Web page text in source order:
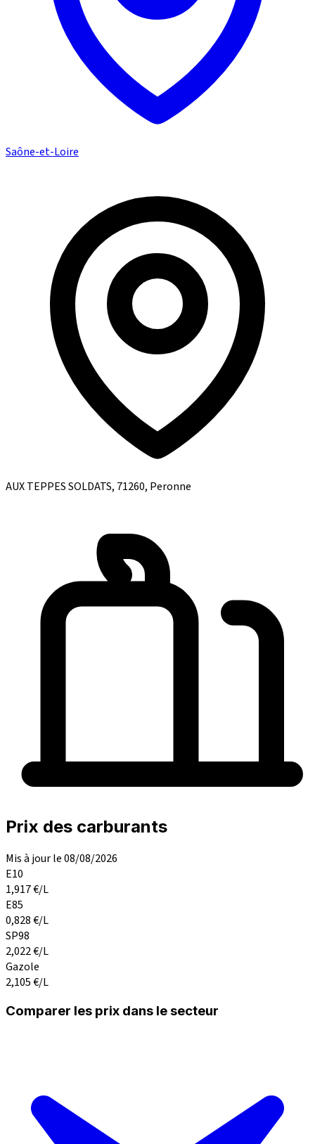
Saône-et-Loire
AUX TEPPES SOLDATS, 71260, Peronne
Prix des carburants
Mis à jour le 08/08/2026
E10
1,917€/L
E85
0,828€/L
SP98
2,022€/L
Gazole
2,105€/L
Comparer les prix dans le secteur